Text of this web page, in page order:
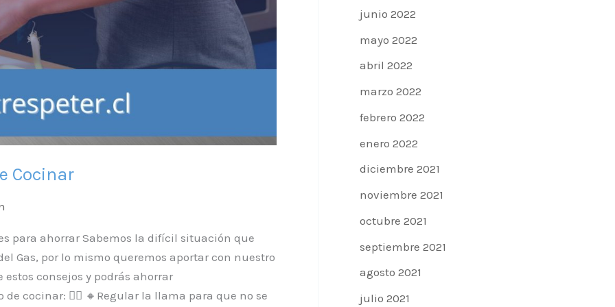
Cocinar
para ahorrar Sabemos la difícil situación que
Gas, por lo mismo queremos aportar con nuestro
consejos y podrás ahorrar
cocinar: 👇🏼 🔸Regular la llama para que no se
junio 2022
mayo 2022
abril 2022
marzo 2022
febrero 2022
enero 2022
diciembre 2021
noviembre 2021
octubre 2021
septiembre 2021
agosto 2021
julio 2021